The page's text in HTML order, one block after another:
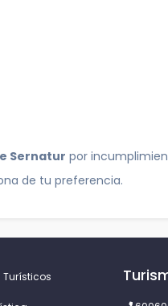
Sernatur por
de tu preferencia.
Turísticos